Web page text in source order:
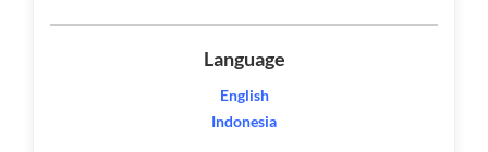
Language
English
Indonesia